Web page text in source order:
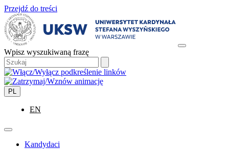
Przejdź do treści
Wpisz wyszukiwaną frazę
PL
EN
Kandydaci